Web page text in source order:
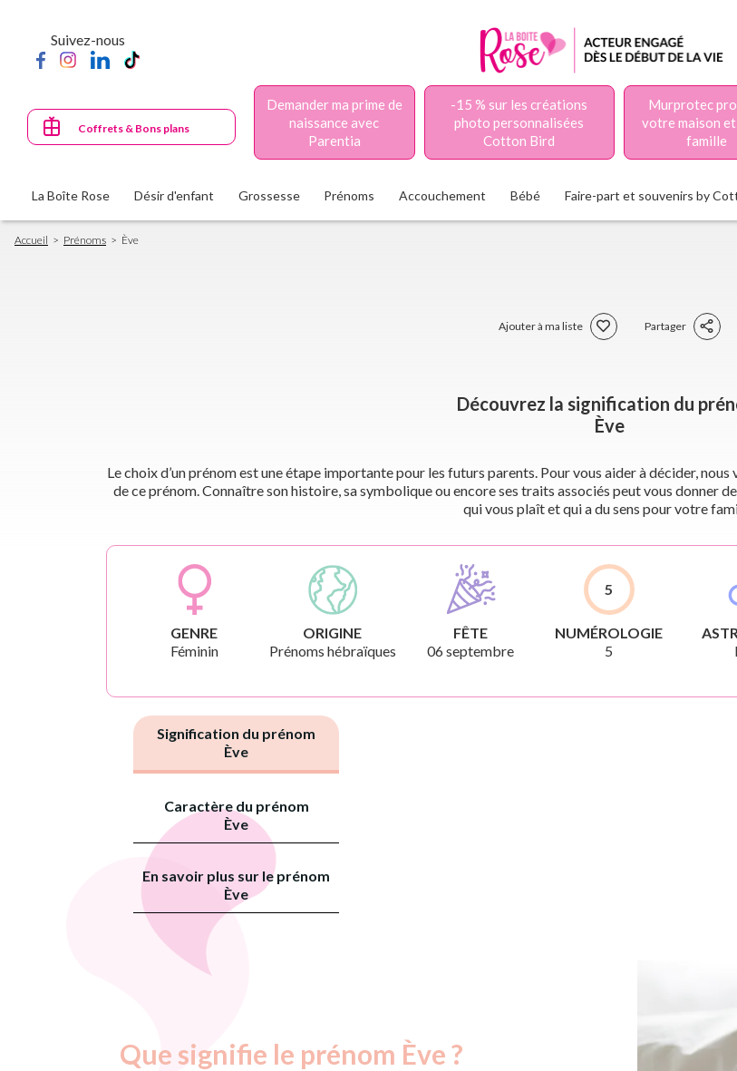
principal
Suivez-nous
Coffrets & Bons plans
Demander ma prime de
naissance avec
Parentia
-15 % sur les créations
photo personnalisées
Cotton Bird
Murprotec
votre maison
famille
La Boîte Rose Désir d'enfant Grossesse Prénoms Accouchement Bébé Faire-part et souvenirs by
Fil
d'Ariane
Accueil Prénoms Ève
Ajouter à ma liste Partager
Découvrez la signification du
Ève
Le choix d’un prénom est une étape importante pour les futurs parents. Pour vous aider à décider,
de ce prénom. Connaître son histoire, sa symbolique ou encore ses traits associés peut vous donner
qui vous plaît et qui a du sens pour votre
GENRE
Féminin
ORIGINE
Prénoms hébraïques
FÊTE
06 septembre
5
NUMÉROLOGIE
5
Signification du prénom
Ève
Caractère du prénom
Ève
En savoir plus sur le prénom
Ève
Que signifie le prénom Ève ?